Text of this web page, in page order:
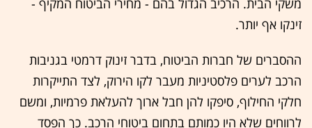
משקי הבית. הרכיב הגדול בהם - מחירי הביטוח המקיף -
זינקו אף יותר.
ההסברים של חברות הביטוח, בדבר זינוק דרמטי בגניבות
הרכב לערים פלסטיניות מעבר לקו הירוק, לצד התייקרות
חלקי החילוף, סיפקו להן חבל ארוך להעלאת פרמיות, ומשם
לרווחים שלא היו כמותם בתחום ביטוחי הרכב. כך הפסד